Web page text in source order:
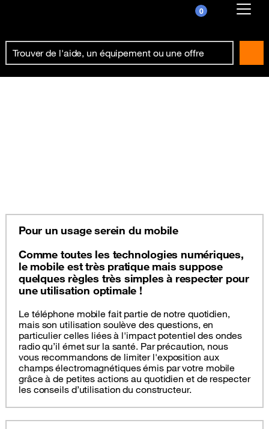
0
Already customer ?
Pour un usage serein du mobile
Comme toutes les technologies numériques,
le mobile est très pratique mais suppose
quelques règles très simples à respecter pour
une utilisation optimale !
Le téléphone mobile fait partie de notre quotidien,
mais son utilisation soulève des questions, en
particulier celles liées à l'impact potentiel des ondes
radio qu’il émet sur la santé. Par précaution, nous
vous recommandons de limiter l'exposition aux
champs électromagnétiques émis par votre mobile
grâce à de petites actions au quotidien et de respecter
les conseils d’utilisation du constructeur.